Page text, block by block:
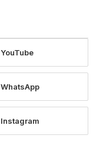
YouTube
WhatsApp
Instagram